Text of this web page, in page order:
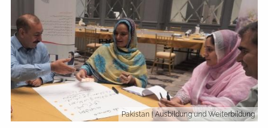
Pakistan | Ausbildung und Weiterbildung